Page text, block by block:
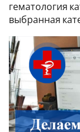
гематология
выбранная